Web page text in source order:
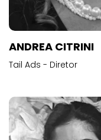
ANDREA CITRINI
Tail Ads - Diretor